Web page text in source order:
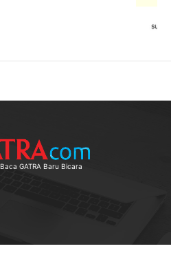
Baca GATRA Baru Bicara